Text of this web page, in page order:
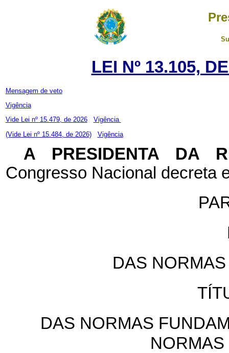
LEI Nº 13.105,
Mensagem de veto
Vigência
Vide Lei nº 15.479, de 2026
Vigência
(Vide Lei nº 15.484, de 2026)
Vigência
A PRESIDENTA DA
Congresso Nacional decreta
DAS
DAS NORMAS